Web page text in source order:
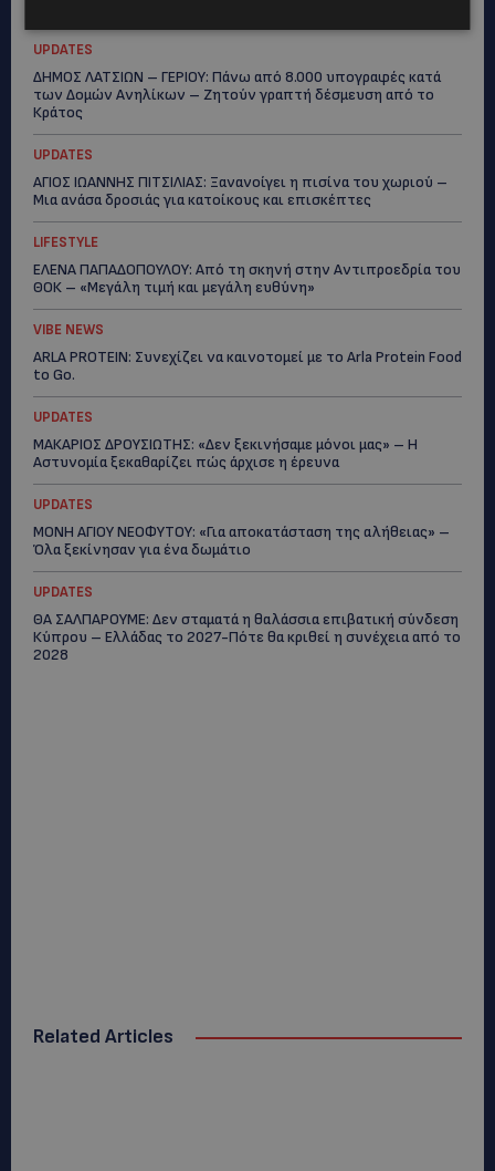
UPDATES
ΔΗΜΟΣ ΛΑΤΣΙΩΝ – ΓΕΡΙΟΥ: Πάνω από 8.000 υπογραφές κατά
των Δομών Ανηλίκων – Ζητούν γραπτή δέσμευση από το
Κράτος
UPDATES
ΑΓΙΟΣ ΙΩΑΝΝΗΣ ΠΙΤΣΙΛΙΑΣ: Ξανανοίγει η πισίνα του χωριού –
Μια ανάσα δροσιάς για κατοίκους και επισκέπτες
LIFESTYLE
ΕΛΕΝΑ ΠΑΠΑΔΟΠΟΥΛΟΥ: Από τη σκηνή στην Αντιπροεδρία του
ΘΟΚ – «Μεγάλη τιμή και μεγάλη ευθύνη»
VIBE NEWS
ARLA PROTEIN: Συνεχίζει να καινοτομεί με το Arla Protein Food
to Go.
UPDATES
ΜΑΚΑΡΙΟΣ ΔΡΟΥΣΙΩΤΗΣ: «Δεν ξεκινήσαμε μόνοι μας» – Η
Αστυνομία ξεκαθαρίζει πώς άρχισε η έρευνα
UPDATES
ΜΟΝΗ ΑΓΙΟΥ ΝΕΟΦΥΤΟΥ: «Για αποκατάσταση της αλήθειας» –
Όλα ξεκίνησαν για ένα δωμάτιο
UPDATES
ΘΑ ΣΑΛΠΑΡΟΥΜΕ: Δεν σταματά η θαλάσσια επιβατική σύνδεση
Κύπρου – Ελλάδας το 2027-Πότε θα κριθεί η συνέχεια από το
2028
Related Articles